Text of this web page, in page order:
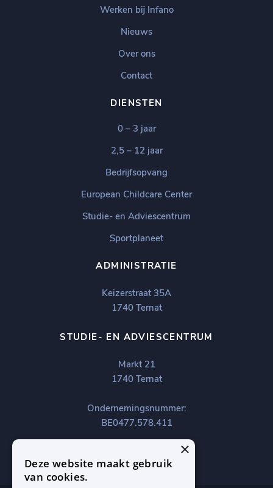
Werken bij Infano
Nieuws
Over ons
Contact
DIENSTEN
0 – 3 jaar
2,5 – 12 jaar
Bedrijfsopvang
European Childcare Center
Studie- en Adviescentrum
Sportplaneet
ADMINISTRATIE
Keizerstraat 35A
1740 Ternat
STUDIE- EN ADVIESCENTRUM
Markt 21
1740 Ternat
Ondernemingsnummer:
BE0477.578.411
×
Deze website maakt gebruik
van cookies.